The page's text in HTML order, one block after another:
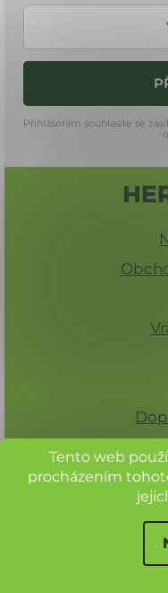
Tento web
procházením
Přihlášením souhlasíte se